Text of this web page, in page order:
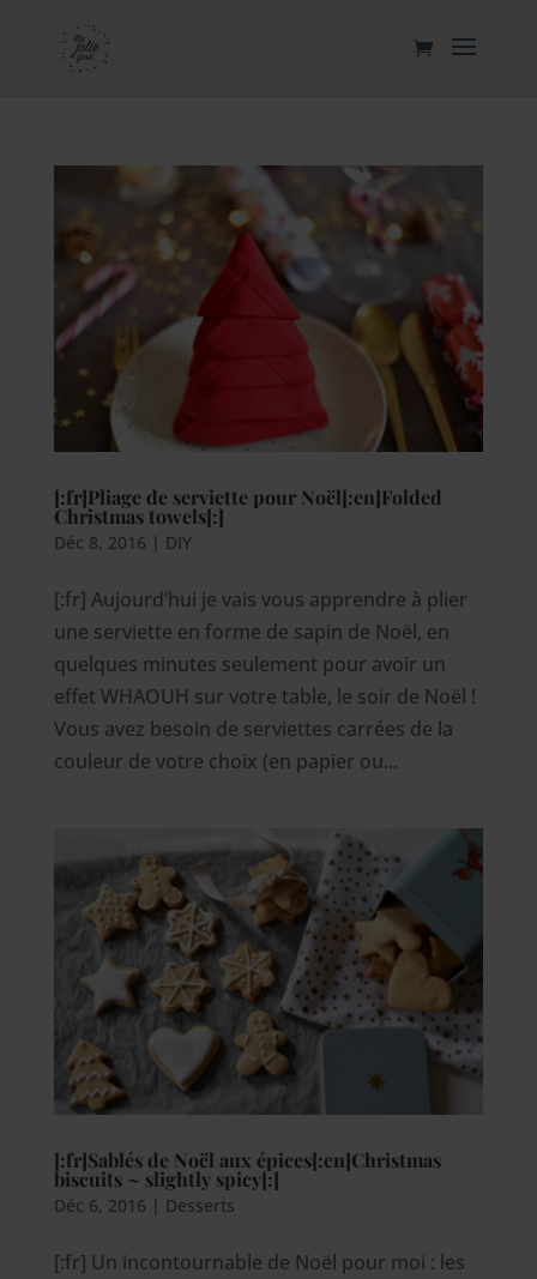
[:fr]Pliage de serviette pour Noël[:en]Folded
Christmas towels[:]
Déc 8, 2016 | DIY
[:fr] Aujourd’hui je vais vous apprendre à plier
une serviette en forme de sapin de Noël, en
quelques minutes seulement pour avoir un
effet WHAOUH sur votre table, le soir de Noël !
Vous avez besoin de serviettes carrées de la
couleur de votre choix (en papier ou...
[:fr]Sablés de Noël aux épices[:en]Christmas
biscuits ~ slightly spicy[:]
Déc 6, 2016 | Desserts
[:fr] Un incontournable de Noël pour moi : les